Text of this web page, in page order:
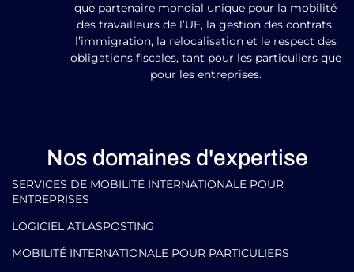
que partenaire mondial unique pour la mobilité
des travailleurs de l’UE, la gestion des contrats,
l’immigration, la relocalisation et le respect des
obligations fiscales, tant pour les particuliers que
pour les entreprises.
Nos domaines d'expertise
SERVICES DE MOBILITÉ INTERNATIONALE POUR
ENTREPRISES
LOGICIEL ATLASPOSTING
MOBILITÉ INTERNATIONALE POUR PARTICULIERS